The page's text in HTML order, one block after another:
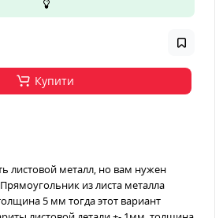
Купити
листовой металл, но вам нужен
из листа металла
5 мм тогда этот вариант